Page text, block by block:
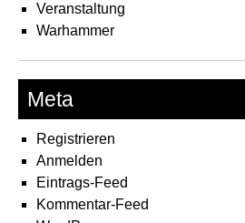
Veranstaltung
Warhammer
Meta
Registrieren
Anmelden
Eintrags-Feed
Kommentar-Feed